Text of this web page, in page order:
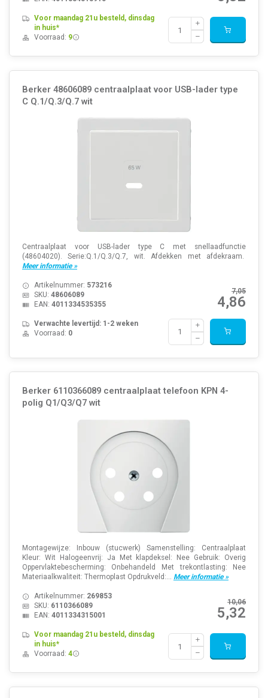
Voor maandag 21u besteld, dinsdag
in huis*
Voorraad: 9
Berker 48606089 centraalplaat voor USB-lader type
C Q.1/Q.3/Q.7 wit
Centraalplaat voor USB-lader type C met snellaadfunctie
(48604020). Serie:Q.1/Q.3/Q.7, wit. Afdekken met afdekraam.
Meer informatie »
7,05
4,86
Artikelnummer: 573216
SKU: 48606089
EAN: 4011334535355
Verwachte levertijd: 1-2 weken
Voorraad: 0
Berker 6110366089 centraalplaat telefoon KPN 4-
polig Q1/Q3/Q7 wit
Montagewijze: Inbouw (stucwerk) Samenstelling: Centraalplaat
Kleur: Wit Halogeenvrij: Ja Met klapdeksel: Nee Gebruik: Overig
Oppervlaktebescherming: Onbehandeld Met trekontlasting: Nee
Materiaalkwaliteit: Thermoplast Opdrukveld:... Meer informatie »
10,06
5,32
Artikelnummer: 269853
SKU: 6110366089
EAN: 4011334315001
Voor maandag 21u besteld, dinsdag
in huis*
Voorraad: 4